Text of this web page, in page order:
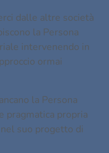
dalle altre società
la Persona
intervenendo in
ormai
la Persona
pragmatica propria
suo progetto di